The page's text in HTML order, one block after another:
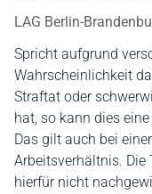
LAG Berlin-
Spricht aufgrund
Wahrscheinlichkeit
Straftat oder
hat, so kann dies
Das gilt auch bei
Arbeitsverhältnis.
hierfür nicht